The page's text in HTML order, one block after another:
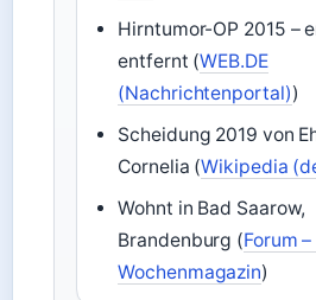
Hirntumor-OP 2015 –
entfernt (WEB.DE
(Nachrichtenportal))
Scheidung 2019 von
Cornelia (Wikipedia
Wohnt in Bad Saarow,
Brandenburg (Forum
Wochenmagazin)